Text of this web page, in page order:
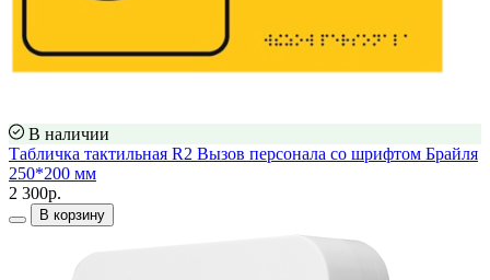
В наличии
Табличка тактильная R2 Вызов персонала со шрифтом Брайля
250*200 мм
2 300р.
В корзину